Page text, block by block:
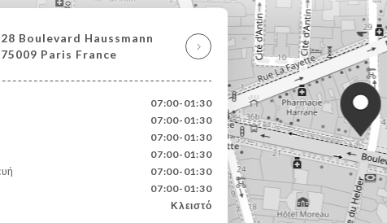
28 Boulevard Haussmann
75009 Paris France
07:00-01:30
07:00-01:30
07:00-01:30
07:00-01:30
07:00-01:30
07:00-01:30
Κλειστό